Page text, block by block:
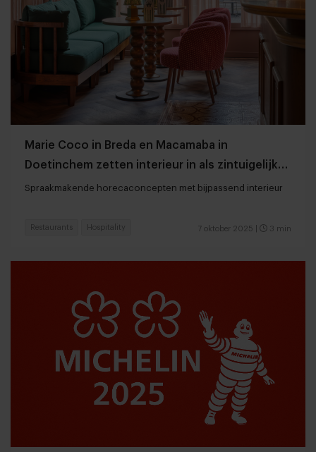
Marie Coco in Breda en Macamaba in
Doetinchem zetten interieur in als zintuigelijke
smaakmaker
Spraakmakende horecaconcepten met bijpassend interieur
7 oktober 2025 3 min
Restaurants Hospitality